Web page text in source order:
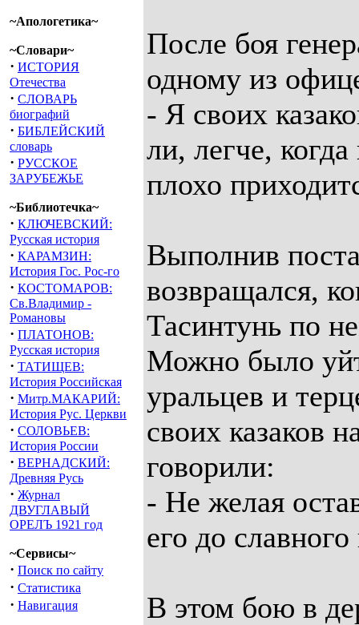
~Апологетика~
~Словари~
· ИСТОРИЯ
Отечества
· СЛОВАРЬ
биографий
· БИБЛЕЙСКИЙ
словарь
· РУССКОЕ
ЗАРУБЕЖЬЕ
~Библиотечка~
· КЛЮЧЕВСКИЙ:
Русская история
· КАРАМЗИН:
История Гос. Рос-го
· КОСТОМАРОВ:
Св.Владимир -
Романовы
· ПЛАТОНОВ:
Русская история
· ТАТИЩЕВ:
История Российская
· Митр.МАКАРИЙ:
История Рус. Церкви
· СОЛОВЬЕВ:
История России
· ВЕРНАДСКИЙ:
Древняя Русь
· Журнал
ДВУГЛАВЫЙ
ОРЕЛЪ 1921 год
~Сервисы~
· Поиск по сайту
· Статистика
· Навигация
После боя
одному из
- Я своих
ли, легче,
плохо
Выполнив
возвращался,
Тасинтунь по
Можно было
уральцев и
своих казаков
говорили:
- Не желая
его до
В этом бою в